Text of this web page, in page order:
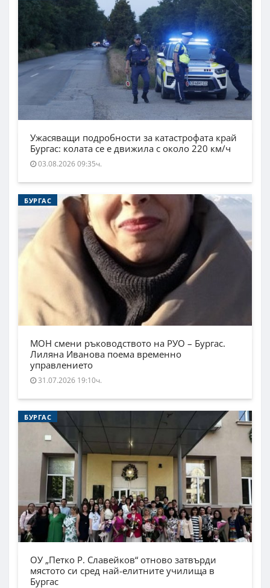
Ужасяващи подробности за катастрофата край
Бургас: колата се е движила с около 220 км/ч
03.08.2026 09:35ч.
БУРГАС
МОН смени ръководството на РУО – Бургас.
Лиляна Иванова поема временно
управлението
31.07.2026 19:10ч.
БУРГАС
ОУ „Петко Р. Славейков“ отново затвърди
мястото си сред най-елитните училища в
Бургас